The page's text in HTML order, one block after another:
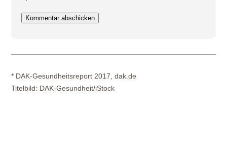
Kommentar abschicken
* DAK-Gesundheitsreport 2017, dak.de
Titelbild: DAK-Gesundheit/iStock